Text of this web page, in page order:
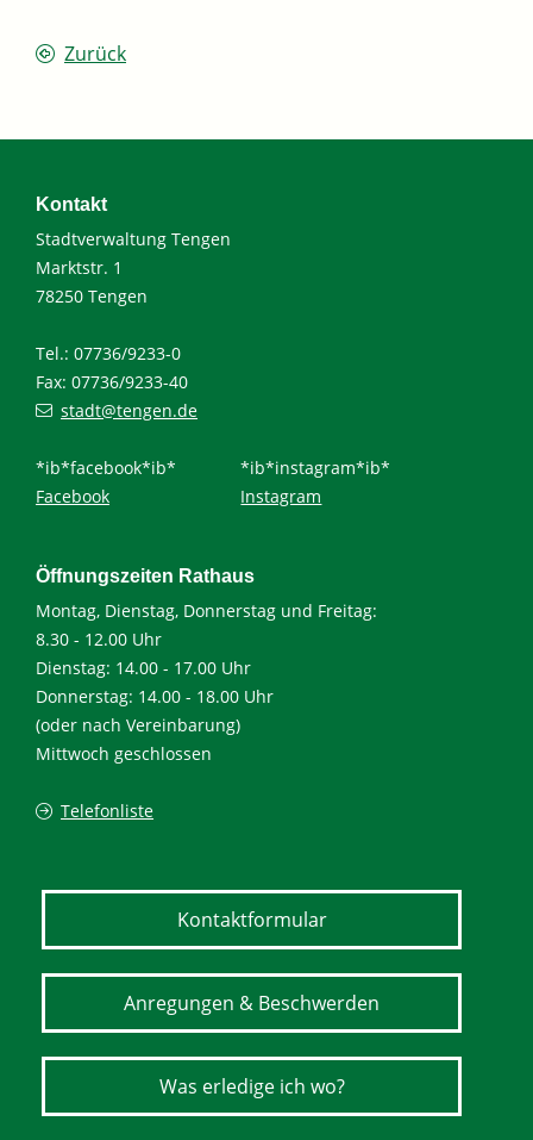
Zurück
Kontakt
Stadtverwaltung Tengen
Marktstr. 1
78250 Tengen
Tel.: 07736/9233-0
Fax: 07736/9233-40
stadt@tengen.de
*ib*facebook*ib*
Facebook
*ib*instagram*ib*
Instagram
Öffnungszeiten Rathaus
Montag, Dienstag, Donnerstag und Freitag:
8.30 - 12.00 Uhr
Dienstag: 14.00 - 17.00 Uhr
Donnerstag: 14.00 - 18.00 Uhr
(oder nach Vereinbarung)
Mittwoch geschlossen
Telefonliste
Kontaktformular
Anregungen & Beschwerden
Was erledige ich wo?